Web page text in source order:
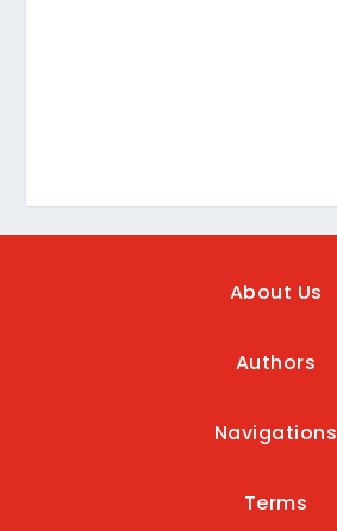
About Us
Authors
Navigations
Terms